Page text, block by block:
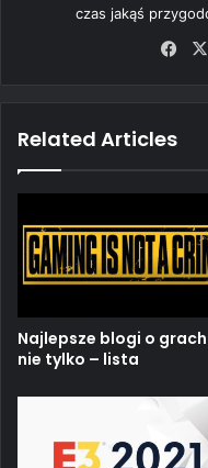
czas jakąś
Fa
Related Articles
Najlepsze blogi o
nie tylko – lista